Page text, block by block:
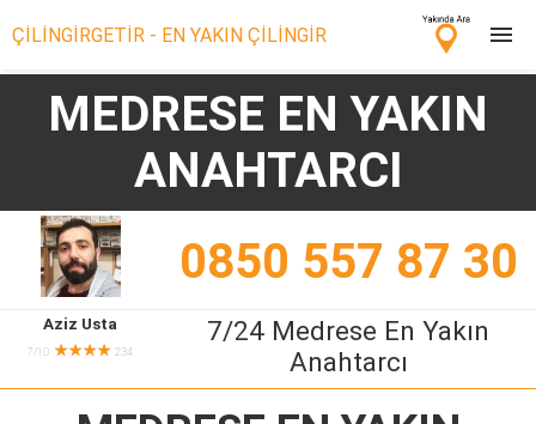
ÇİLİNGİRGETİR - EN YAKIN ÇİLİNGİR
Çilingir Ara
Çilingir misin? Bize Katıl!
MEDRESE EN YAKIN
ANAHTARCI
0850 557 87 30
Aziz Usta
7/10 ★★★★234
7/24 Medrese En Yakın
Anahtarcı